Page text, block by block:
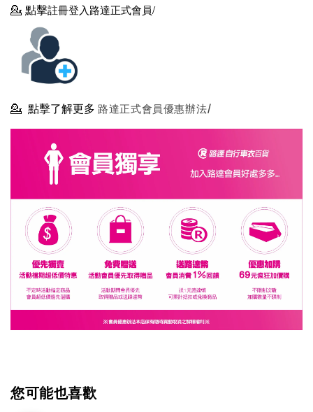
💁 點擊註冊登入路達正式會員/
💁 點擊了解更多 路達正式會員優惠辦法/
您可能也喜歡